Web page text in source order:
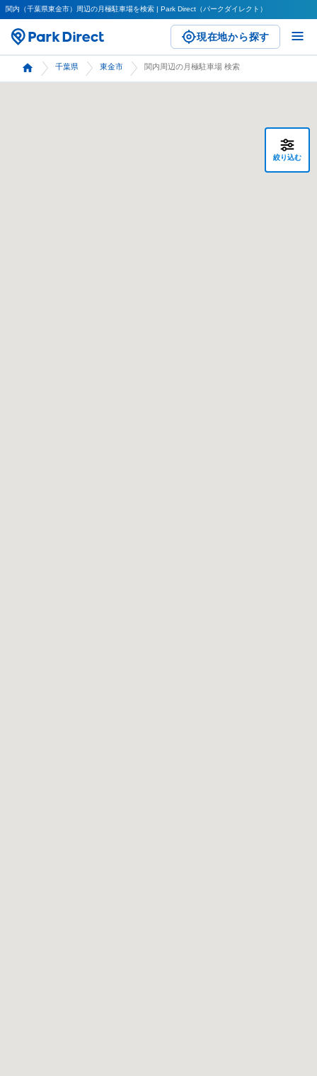
関内（千葉県東金市）周辺の月極駐車場を検索 | Park Direct（パークダイレクト）
現在地から探す
千葉県 東金市 関内周辺の月極駐車場 検索
絞り込む